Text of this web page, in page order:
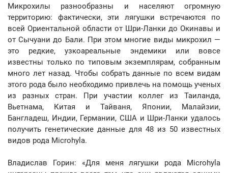
Микрохилы разнообразны и населяют огромную
территорию: фактически, эти лягушки встречаются по
всей Ориентальной области от Шри-Ланки до Окинавы и
от Сычуани до Бали. При этом многие виды микрохил —
это редкие, узкоареальные эндемики или вовсе
известны только по типовым экземплярам, собранным
много лет назад. Чтобы собрать данные по всем видам
этого рода было необходимо привлечь на помощь ученых
из разных стран. При участии коллег из Таиланда,
Вьетнама, Китая и Тайваня, Японии, Малайзии,
Бангладеш, Индии, Германии, США и Шри-Ланки удалось
получить генетические данные для 48 из 50 известных
видов рода Microhyla.
Владислав Горин: «Для меня лягушки рода Microhyla